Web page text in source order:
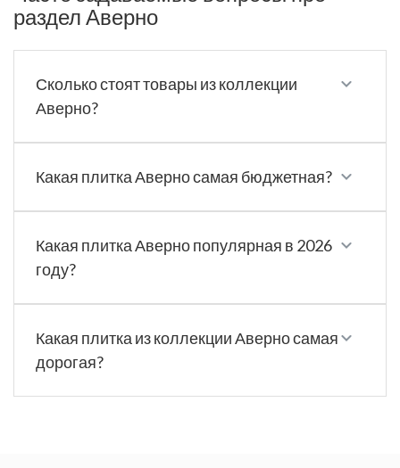
раздел Аверно
Сколько стоят товары из коллекции
Аверно?
Какая плитка Аверно самая бюджетная?
Какая плитка Аверно популярная в 2026
году?
Какая плитка из коллекции Аверно самая
дорогая?